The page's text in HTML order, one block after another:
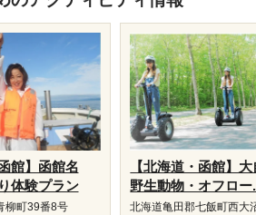
館】函館名
体験プラン
柳町39番8号
【北海道・函館】大
野生動物・オフロー
北海道亀田郡七飯町西大